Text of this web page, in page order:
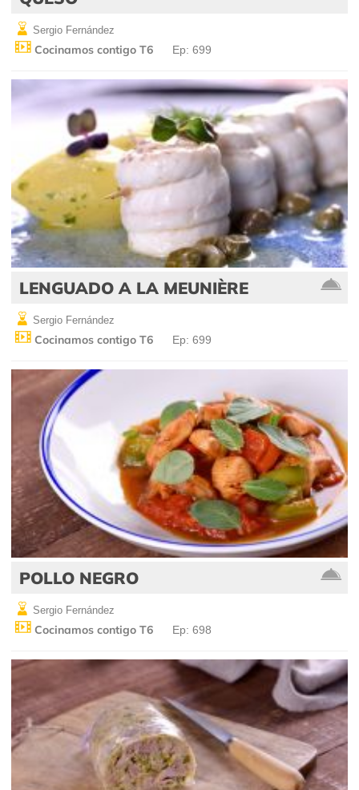
Sergio Fernández
Cocinamos contigo T6 Ep: 699
LENGUADO A LA MEUNIÈRE
Sergio Fernández
Cocinamos contigo T6 Ep: 699
POLLO NEGRO
Sergio Fernández
Cocinamos contigo T6 Ep: 698